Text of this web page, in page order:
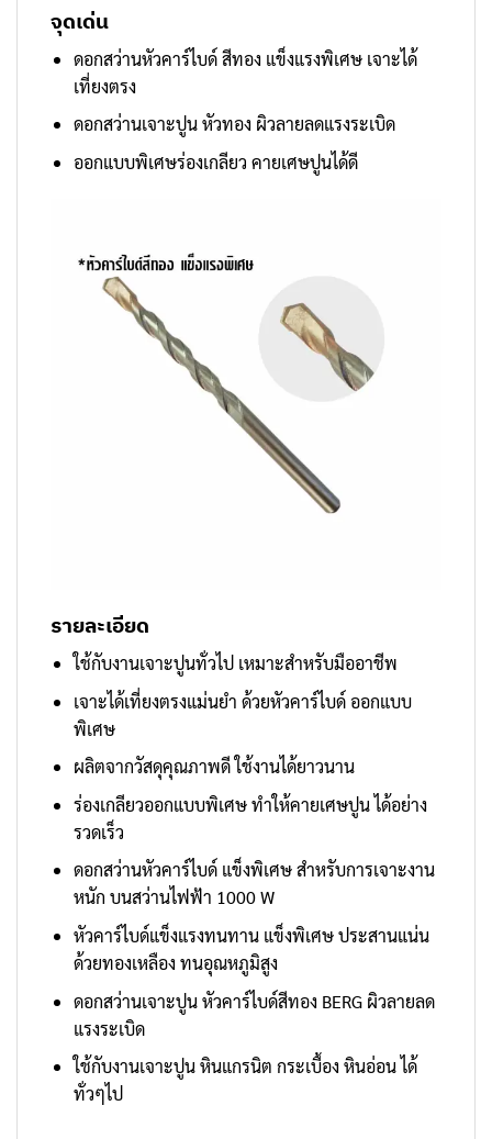
จุดเด่น
ดอกสว่านหัวคาร์ไบด์ สีทอง แข็งแรงพิเศษ เจาะได้
เที่ยงตรง
ดอกสว่านเจาะปูน หัวทอง ผิวลายลดแรงระเบิด
ออกแบบพิเศษร่องเกลียว คายเศษปูนได้ดี
รายละเอียด
ใช้กับงานเจาะปูนทั่วไป เหมาะสำหรับมืออาชีพ
เจาะได้เที่ยงตรงแม่นยำ ด้วยหัวคาร์ไบด์ ออกแบบ
พิเศษ
ผลิตจากวัสดุคุณภาพดี ใช้งานได้ยาวนาน
ร่องเกลียวออกแบบพิเศษ ทำให้คายเศษปูน ได้อย่าง
รวดเร็ว
ดอกสว่านหัวคาร์ไบด์ แข็งพิเศษ สำหรับการเจาะงาน
หนัก บนสว่านไฟฟ้า 1000 W
หัวคาร์ไบด์แข็งแรงทนทาน แข็งพิเศษ ประสานแน่น
ด้วยทองเหลือง ทนอุณหภูมิสูง
ดอกสว่านเจาะปูน หัวคาร์ไบด์สีทอง BERG ผิวลายลด
แรงระเบิด
ใช้กับงานเจาะปูน หินแกรนิต กระเบื้อง หินอ่อน ได้
ทั่วๆไป